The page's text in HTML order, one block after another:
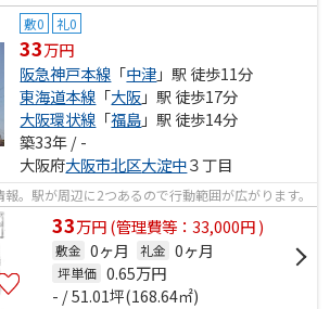
敷0 礼0
33万円
阪急神戸本線 「中津」駅 徒歩11分
東海道本線 「大阪」駅 徒歩17分
大阪環状線 「福島」駅 徒歩14分
築33年 / -
大阪府大阪市北区大淀中３丁目
。駅が周辺に2つあるので行動範囲が広がります。
33万円(管理費等：33,000円 )
敷金 0ヶ月 礼金 0ヶ月
坪単価 0.65万円
- / 51.01坪(168.64㎡)